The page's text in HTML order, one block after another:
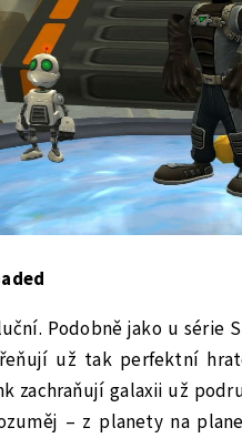
Podobně jako u série
už tak perfektní
zachraňují galaxii už
– z planety na